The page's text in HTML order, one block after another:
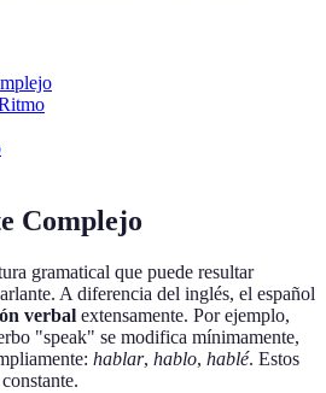
Complejo
gramatical que puede resultar
A diferencia del inglés, el español
verbal extensamente. Por ejemplo,
"speak" se modifica mínimamente,
hablar, hablo, hablé. Estos